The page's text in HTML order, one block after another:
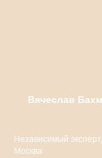
Вячеслав
Независимый
Москва